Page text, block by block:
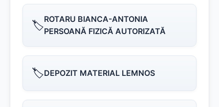
🏷️ROTARU BIANCA-ANTONIA
PERSOANĂ FIZICĂ AUTORIZATĂ
🏷️DEPOZIT MATERIAL LEMNOS